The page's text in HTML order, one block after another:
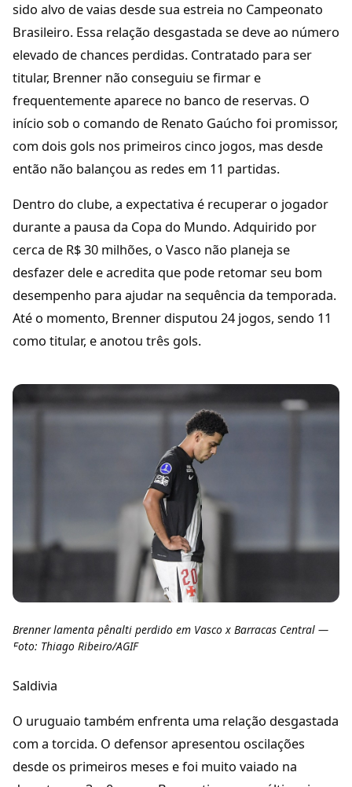
sido alvo de vaias desde sua estreia no Campeonato
Brasileiro. Essa relação desgastada se deve ao número
elevado de chances perdidas. Contratado para ser
titular, Brenner não conseguiu se firmar e
frequentemente aparece no banco de reservas. O
início sob o comando de Renato Gaúcho foi promissor,
com dois gols nos primeiros cinco jogos, mas desde
então não balançou as redes em 11 partidas.
Dentro do clube, a expectativa é recuperar o jogador
durante a pausa da Copa do Mundo. Adquirido por
cerca de R$ 30 milhões, o Vasco não planeja se
desfazer dele e acredita que pode retomar seu bom
desempenho para ajudar na sequência da temporada.
Até o momento, Brenner disputou 24 jogos, sendo 11
como titular, e anotou três gols.
Brenner lamenta pênalti perdido em Vasco x Barracas Central —
Foto: Thiago Ribeiro/AGIF
Saldivia
O uruguaio também enfrenta uma relação desgastada
com a torcida. O defensor apresentou oscilações
desde os primeiros meses e foi muito vaiado na